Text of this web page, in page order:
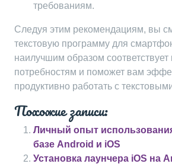
требованиям.
Следуя этим рекомендациям, вы
текстовую программу для
наилучшим образом
потребностям и поможет вам
продуктивно работать с
Похожие записи:
Личный опыт
базе Android и iOS
Установка лаунчера iOS на